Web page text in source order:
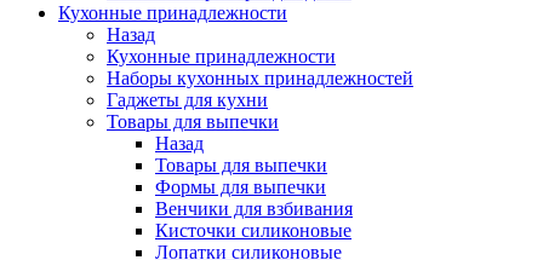
Кухонные принадлежности
Назад
Кухонные принадлежности
Наборы кухонных принадлежностей
Гаджеты для кухни
Товары для выпечки
Назад
Товары для выпечки
Формы для выпечки
Венчики для взбивания
Кисточки силиконовые
Лопатки силиконовые